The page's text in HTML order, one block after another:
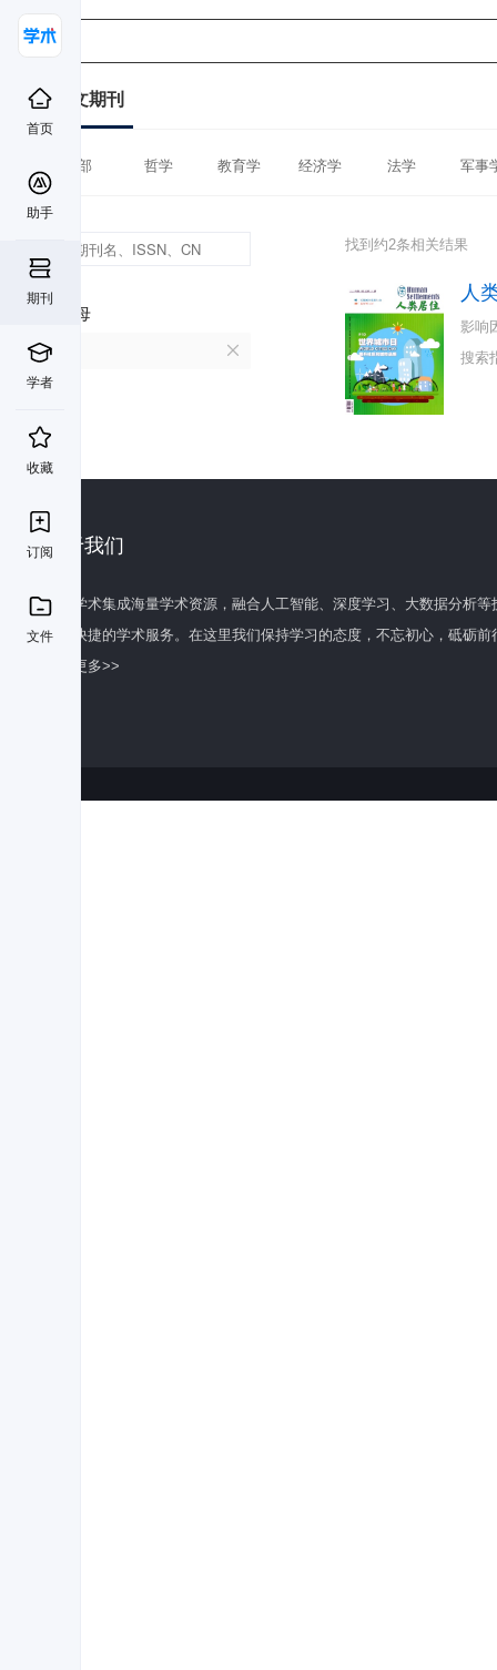
首页
助手
期刊
学者
收藏
订阅
文件
中文期刊
全部 哲学 教育学 经济学 法学 军事
首字母
R
找到约2条相关结果
人
影响
搜索
关于我们
百度学术集成海量学术资源，融合人工智能、深度学习、大数据分析
全面快捷的学术服务。在这里我们保持学习的态度，不忘初心，砥砺前
了解更多>>